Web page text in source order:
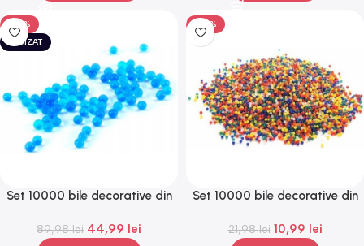
-50%
EPUIZAT
Set 10000 bile decorative din
Gonga®
89,98lei 44,99 lei
-50%
Set 10000 bile decorative din
Gonga®
21,98lei 10,99 lei